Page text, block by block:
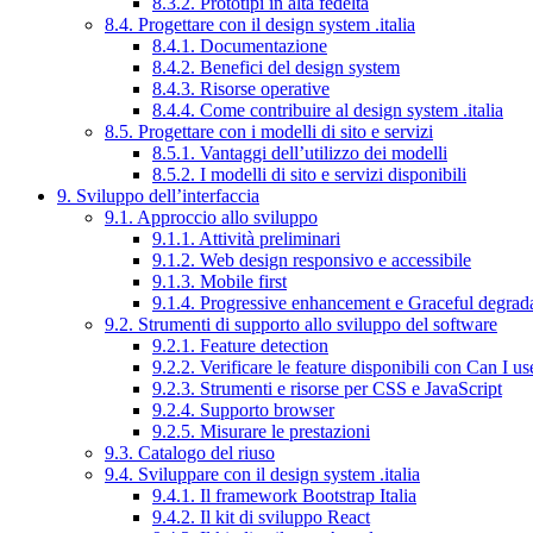
8.4. Progettare con il design system .italia
8.4.1. Documentazione
8.4.2. Benefici del design system
8.4.3. Risorse operative
8.4.4. Come contribuire al design system .italia
8.5. Progettare con i modelli di sito e servizi
8.5.1. Vantaggi dell’utilizzo dei modelli
8.5.2. I modelli di sito e servizi disponibili
9. Sviluppo dell’interfaccia
9.1. Approccio allo sviluppo
9.1.1. Attività preliminari
9.1.2. Web design responsivo e accessibile
9.1.3. Mobile first
9.1.4. Progressive enhancement e Graceful
9.2. Strumenti di supporto allo sviluppo del software
9.2.1. Feature detection
9.2.2. Verificare le feature disponibili con Can I
9.2.3. Strumenti e risorse per CSS e JavaScript
9.2.4. Supporto browser
9.2.5. Misurare le prestazioni
9.3. Catalogo del riuso
9.4. Sviluppare con il design system .italia
9.4.1. Il framework Bootstrap Italia
9.4.2. Il kit di sviluppo React